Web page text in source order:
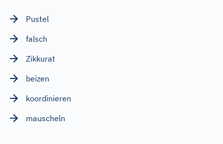
Pustel
falsch
Zikkurat
beizen
koordinieren
mauscheln